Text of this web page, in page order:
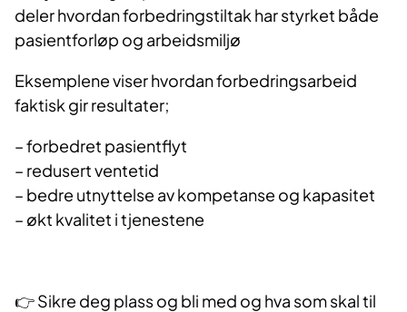
deler hvordan forbedringstiltak har styrket både
pasientforløp og arbeidsmiljø
Eksemplene viser hvordan forbedringsarbeid
faktisk gir resultater;
– forbedret pasientflyt
– redusert ventetid
– bedre utnyttelse av kompetanse og kapasitet
– økt kvalitet i tjenestene
👉 Sikre deg plass og bli med og hva som skal til